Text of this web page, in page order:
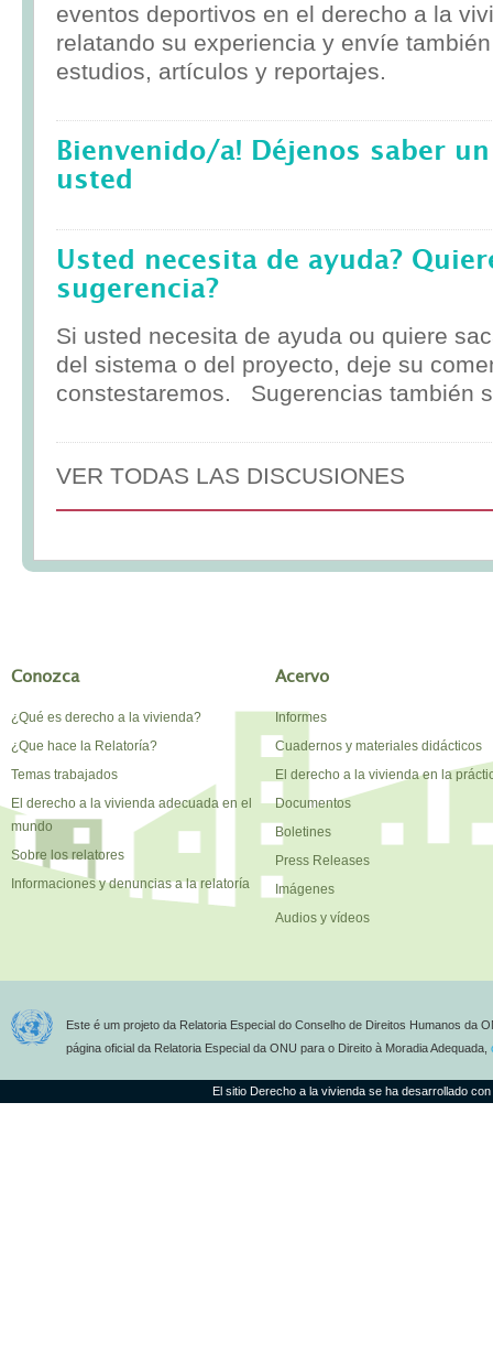
eventos deportivos en el derecho a la
relatando su experiencia y envíe
estudios, artículos y reportajes.
Bienvenido/a! Déjenos saber
usted
Usted necesita de ayuda?
sugerencia?
Si usted necesita de ayuda ou quiere
del sistema o del proyecto, deje su
constestaremos. Sugerencias también
VER TODAS LAS DISCUSIONES
Conozca
¿Qué es derecho a la vivienda?
¿Que hace la Relatoría?
Temas trabajados
El derecho a la vivienda adecuada en el
mundo
Sobre los relatores
Informaciones y denuncias a la relatoría
Acervo
Informes
Cuadernos y materiales didácticos
El derecho a la vivienda en la
Documentos
Boletines
Press Releases
Imágenes
Audios y vídeos
Este é um projeto da Relatoria Especial do Conselho de Direitos Humanos da
página oficial da Relatoria Especial da ONU para o Direito à Moradia Adequada,
El sitio Derecho a la vivienda se ha desarrollado